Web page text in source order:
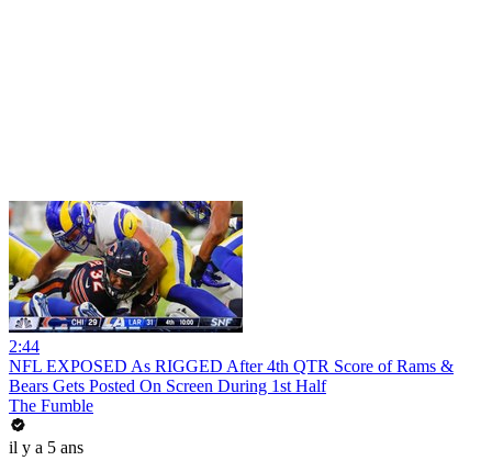
2:44
NFL EXPOSED As RIGGED After 4th QTR Score of Rams &
Bears Gets Posted On Screen During 1st Half
The Fumble
il y a 5 ans